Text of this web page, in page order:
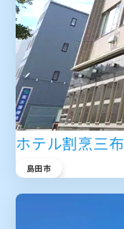
ホテル割烹三
島田市